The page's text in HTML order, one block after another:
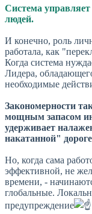
Система
людей.
И конечно, роль
работала, как
Когда система
Лидера,
необходимые
Закономерности
мощным запасом
удерживает
накатанной"
Но, когда сама
эффективной, не
времени, -
глобальные.
предупреждение